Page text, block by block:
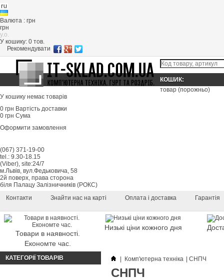
Валюта : грн
грн
y.o.
У кошику: 0 тов.
Рекомендувати
КОШИК:
товар (порожньо)
У кошику немає товарів
0 грн Вартість доставки
0 грн Сума
Оформити замовлення
(067) 371-19-00
tel.: 9.30-18.15
(Viber), site:24/7
м.Львів, вул.Федьковича, 58
2й поверх, права сторона
біля Палацу Залізничників (РОКС)
Контакти
Знайти нас на карті Оплата і доставка Гарантія
Товари в наявності.
Економте час.
Низькі ціни кожного дня
КАТЕГОРІЇ ТОВАРІВ Комп'ютерна техніка СНПЧ
СНПЧ